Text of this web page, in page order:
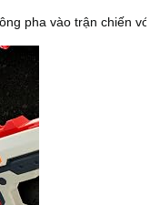
pha vào trận chiến với